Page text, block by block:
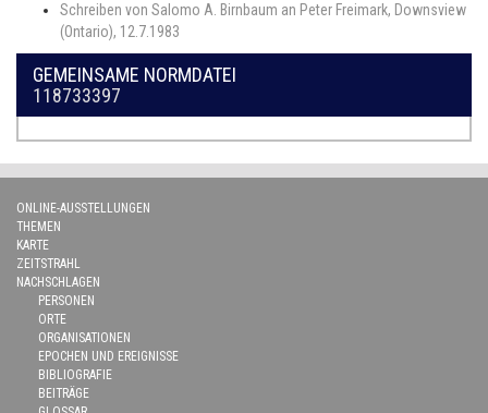
Schreiben von Salomo A. Birnbaum an Peter Freimark, Downsview
(Ontario), 12.7.1983
GEMEINSAME NORMDATEI
118733397
ONLINE-AUSSTELLUNGEN
THEMEN
KARTE
ZEITSTRAHL
NACHSCHLAGEN
PERSONEN
ORTE
ORGANISATIONEN
EPOCHEN UND EREIGNISSE
BIBLIOGRAFIE
BEITRÄGE